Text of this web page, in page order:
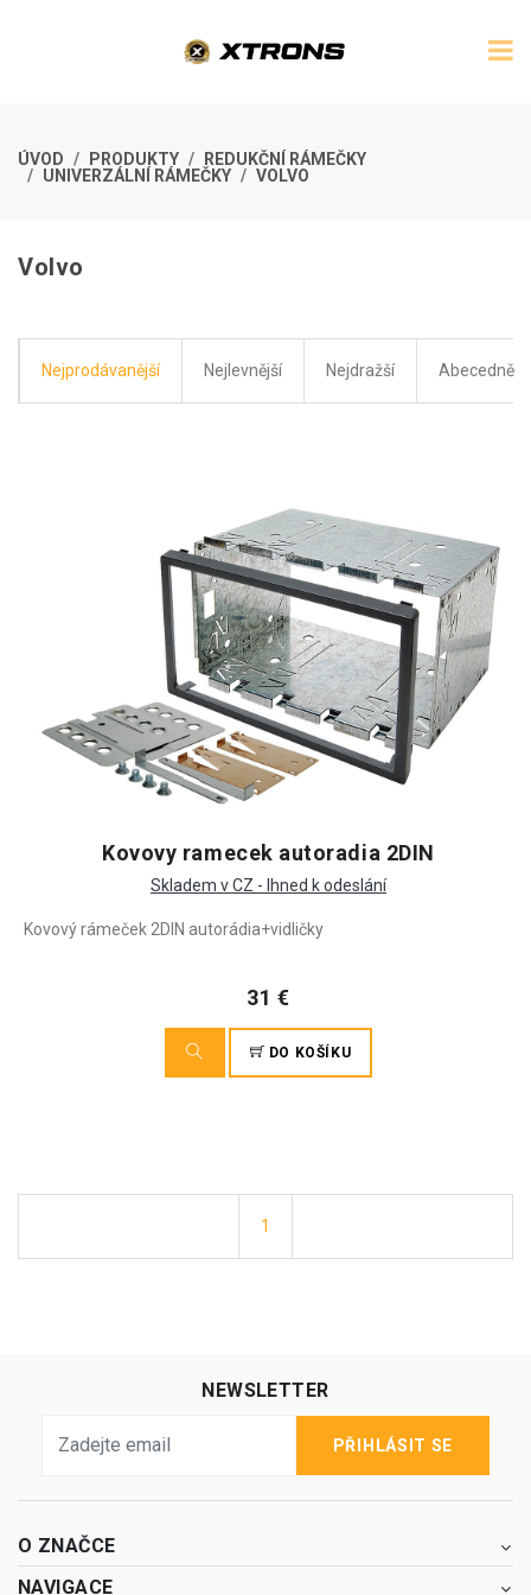
ÚVOD PRODUKTY
REDUKČNÍ RÁMEČKY
UNIVERZÁLNÍ RÁMEČKY
VOLVO
Volvo
Nejprodávanější Nejlevnější Nejdražší Abecedně
Kovovy ramecek autoradia 2DIN
Skladem v CZ - Ihned k odeslání
Kovový rámeček 2DIN autorádia+vidličky
31 €
DO KOŠÍKU
1
NEWSLETTER
PŘIHLÁSIT SE
O ZNAČCE
NAVIGACE